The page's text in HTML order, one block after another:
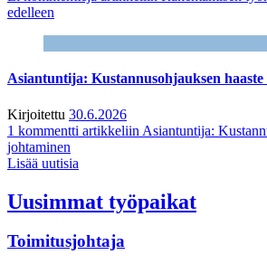
edelleen
Asiantuntija: Kustannusohjauksen
Kirjoitettu 30.6.2026
1 kommentti artikkeliin Asiantuntija:
johtaminen
Lisää uutisia
Uusimmat työpaikat
Toimitusjohtaja